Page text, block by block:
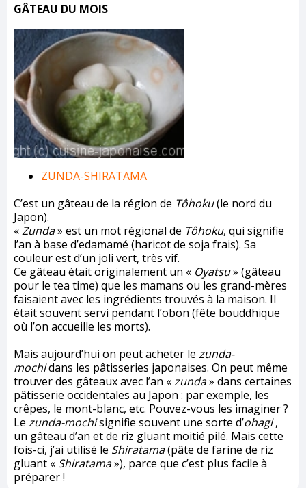
GÂTEAU DU MOIS
ZUNDA-SHIRATAMA
C’est un gâteau de la région de Tôhoku(le nord du
Japon).
«Zunda» est un mot régional de Tôhoku, qui signifie
l’an à base d’edamamé (haricot de soja frais). Sa
couleur est d’un joli vert, très vif.
Ce gâteau était originalement un « Oyatsu» (gâteau
pour le tea time) que les mamans ou les grand-mères
faisaient avec les ingrédients trouvés à la maison. Il
était souvent servi pendant l’obon (fête bouddhique
où l’on accueille les morts).
Mais aujourd’hui on peut acheter le zunda-
mochidans les pâtisseries japonaises. On peut même
trouver des gâteaux avec l’an «zunda» dans certaines
pâtisserie occidentales au Japon : par exemple, les
crêpes, le mont-blanc, etc. Pouvez-vous les imaginer ?
Le zunda-mochisignifie souvent une sorte d’ohagi,
un gâteau d’an et de riz gluant moitié pilé. Mais cette
fois-ci, j’ai utilisé le Shiratama(pâte de farine de riz
gluant « Shiratama»), parce que c’est plus facile à
préparer !